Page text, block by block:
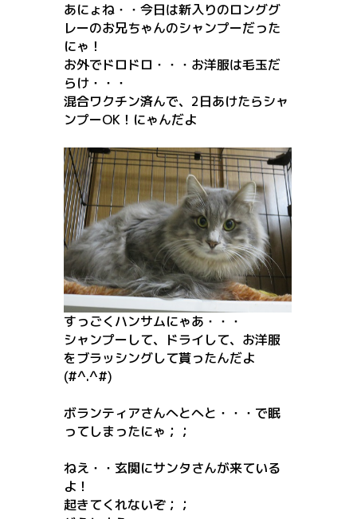
あにょね・・今日は新入りのロンググ
レーのお兄ちゃんのシャンプーだった
にゃ！
お外でドロドロ・・・お洋服は毛玉だ
らけ・・・
混合ワクチン済んで、2日あけたらシャ
ンプーOK！にゃんだよ
すっごくハンサムにゃあ・・・
シャンプーして、ドライして、お洋服
をブラッシングして貰ったんだよ
(#^.^#)
ボランティアさんへとへと・・・で眠
ってしまったにゃ；；
ねえ・・玄関にサンタさんが来ている
よ！
起きてくれないぞ；；